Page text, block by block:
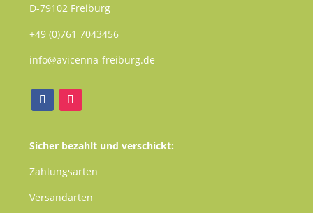
D-79102 Freiburg
+49 (0)761 7043456
info@avicenna-freiburg.de
Sicher bezahlt und verschickt:
Zahlungsarten
Versandarten